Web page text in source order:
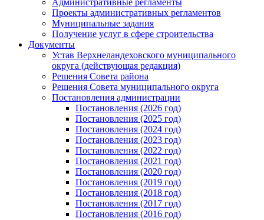
Административные регламенты
Проекты административных регламентов
Муниципальные задания
Получение услуг в сфере строительства
Документы
Устав Верхнеландеховского муниципального
округа (действующая редакция)
Решения Совета района
Решения Совета муниципального округа
Постановления администрации
Постановления (2026 год)
Постановления (2025 год)
Постановления (2024 год)
Постановления (2023 год)
Постановления (2022 год)
Постановления (2021 год)
Постановления (2020 год)
Постановления (2019 год)
Постановления (2018 год)
Постановления (2017 год)
Постановления (2016 год)